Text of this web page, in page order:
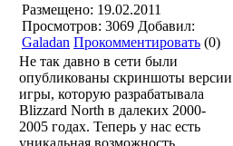
Размещено: 19.02.2011
Просмотров: 3069 Добавил:
Galadan Прокомментировать (0)
Не так давно в сети были
опубликованы скриншоты версии
игры, которую разрабатывала
Blizzard North в далеких 2000-
2005 годах. Теперь у нас есть
уникальная возможность